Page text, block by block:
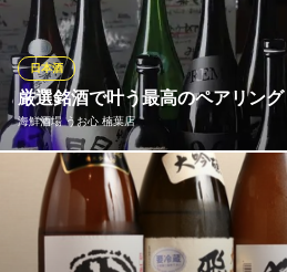
め、女性におすすめのフルーツをた
クテルもご用意★ノンアルコールカ
ますので飲めないお客様も安心♪
KICHIRI 枚方市駅前
ダイニング×居酒屋
京阪本線枚方市駅 徒歩1分
大阪府枚方市岡本町2-22 枚方デパートメントビ
厳選銘酒で叶う最高のペアリング
海鮮酒場 うお心 楠葉店
日本酒
日本酒好きの店主がこだわり抜いて仕
時約15種取り揃えております。海鮮
インナップが自慢です。季節によって
いつ訪れても新しい日本酒との出会い